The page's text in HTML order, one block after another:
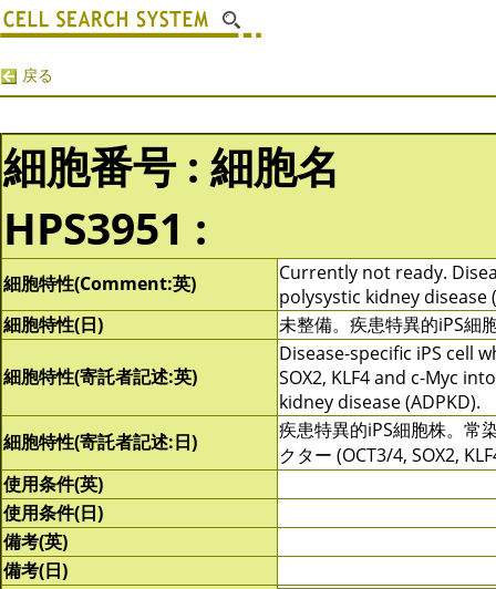
戻る
細胞番号 : 細胞名
HPS3951 :
細胞特性(Comment:英)
Currently not ready.
polysystic kidney disease
細胞特性(日)
未整備。疾患特異的iPS細
細胞特性(寄託者記述:英)
Disease-specific iPS cell
SOX2, KLF4 and c-Myc
kidney disease (ADPKD).
細胞特性(寄託者記述:日)
疾患特異的iPS細胞株。常
クター (OCT3/4, SOX2,
使用条件(英)
使用条件(日)
備考(英)
備考(日)